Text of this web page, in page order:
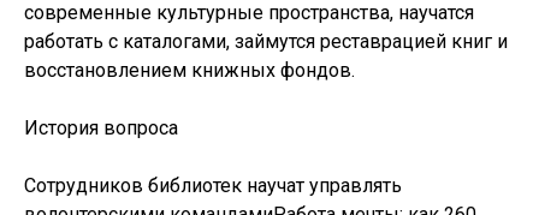
современные культурные пространства, научатся
работать с каталогами, займутся реставрацией книг и
восстановлением книжных фондов.
История вопроса
Сотрудников библиотек научат управлять